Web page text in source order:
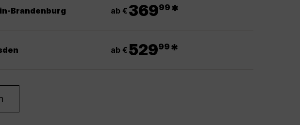
Brandenburg ab € 36999 *
ab € 52999 *